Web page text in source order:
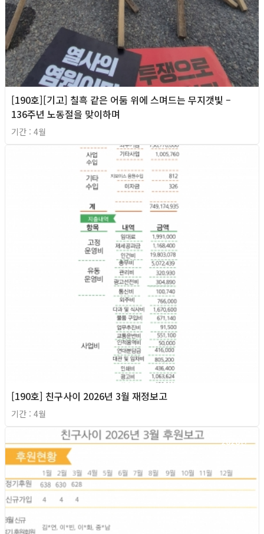
[190호][기고] 칠흑 같은 어둠 위에 스며드는 무지갯빛 –
136주년 노동절을 맞이하며
기간 : 4월
[190호] 친구사이 2026년 3월 재정보고
기간 : 4월
2026년